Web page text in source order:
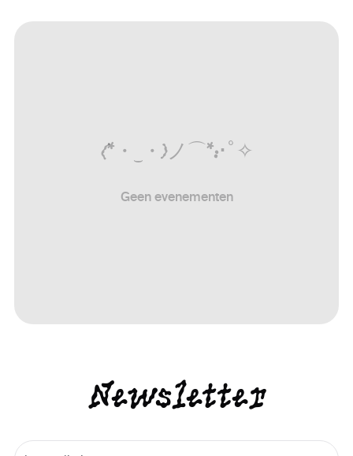
(
* ・ ・)ノ⌒*:･ﾟ✧
Geen evenementen
Newsletter